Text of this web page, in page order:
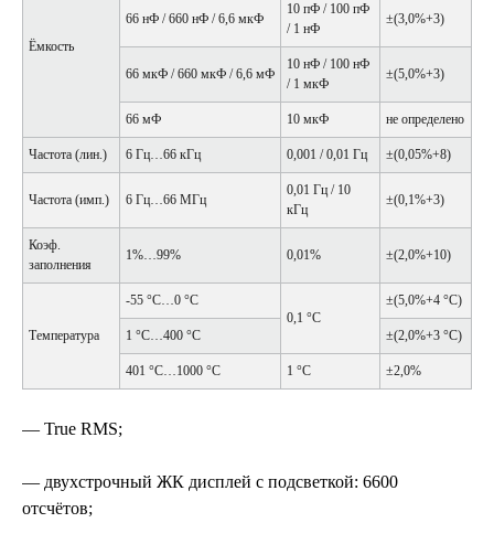
Ёмкость
66 нФ / 660 нФ / 6,6 мкФ
10 пФ / 100 пФ
/ 1 нФ
±(3,0%+3)
66 мкФ / 660 мкФ / 6,6 мФ
10 нФ / 100 нФ
/ 1 мкФ
±(5,0%+3)
66 мФ 10 мкФ не определено
Частота (лин.) 6 Гц…66 кГц 0,001 / 0,01 Гц ±(0,05%+8)
Частота (имп.) 6 Гц…66 МГц
0,01 Гц / 10
кГц
±(0,1%+3)
Коэф.
заполнения
1%…99% 0,01% ±(2,0%+10)
Температура
-55 °С…0 °С
0,1 °С
±(5,0%+4 °С)
1 °С…400 °С ±(2,0%+3 °С)
401 °С…1000 °С 1 °С ±2,0%
— True RMS;
— двухстрочный ЖК дисплей с подсветкой: 6600
отсчётов;